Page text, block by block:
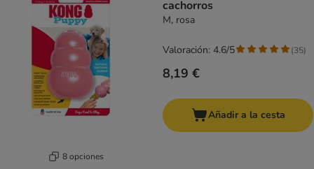
8 opciones
cachorros
M, rosa
8,19 €
Valoración: 4.6/5 (35)
Añadir a la cesta